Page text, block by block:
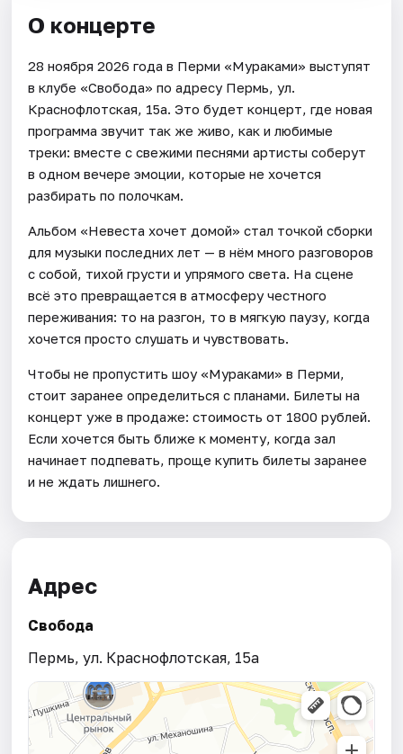
О концерте
28 ноября 2026 года в Перми «Мураками» выступят
в клубе «Свобода» по адресу Пермь, ул.
Краснофлотская, 15а. Это будет концерт, где новая
программа звучит так же живо, как и любимые
треки: вместе с свежими песнями артисты соберут
в одном вечере эмоции, которые не хочется
разбирать по полочкам.
Альбом «Невеста хочет домой» стал точкой сборки
для музыки последних лет — в нём много разговоров
с собой, тихой грусти и упрямого света. На сцене
всё это превращается в атмосферу честного
переживания: то на разгон, то в мягкую паузу, когда
хочется просто слушать и чувствовать.
Чтобы не пропустить шоу «Мураками» в Перми,
стоит заранее определиться с планами. Билеты на
концерт уже в продаже: стоимость от 1800 рублей.
Если хочется быть ближе к моменту, когда зал
начинает подпевать, проще купить билеты заранее
и не ждать лишнего.
Адрес
Свобода
Пермь, ул. Краснофлотская, 15а